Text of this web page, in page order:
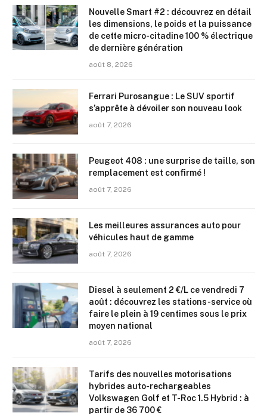
Nouvelle Smart #2 : découvrez en détail
les dimensions, le poids et la puissance
de cette micro-citadine 100 % électrique
de dernière génération
août 8, 2026
Ferrari Purosangue : Le SUV sportif
s’apprête à dévoiler son nouveau look
août 7, 2026
Peugeot 408 : une surprise de taille, son
remplacement est confirmé !
août 7, 2026
Les meilleures assurances auto pour
véhicules haut de gamme
août 7, 2026
Diesel à seulement 2 €/L ce vendredi 7
août : découvrez les stations-service où
faire le plein à 19 centimes sous le prix
moyen national
août 7, 2026
Tarifs des nouvelles motorisations
hybrides auto-rechargeables
Volkswagen Golf et T-Roc 1.5 Hybrid : à
partir de 36 700 €